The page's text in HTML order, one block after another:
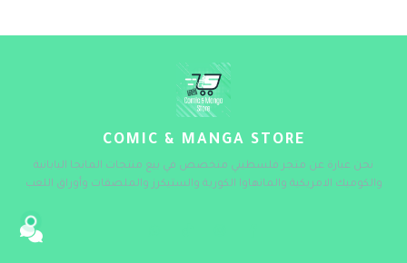
COMIC & MANGA STORE
نحن عبارة عن متجر فلسطيني متخصص في بيع منتجات المانجا اليابانية
والكوميك الامريكية والمانهاوا الكورية والستيكرز والملصقات وأوراق اللعب